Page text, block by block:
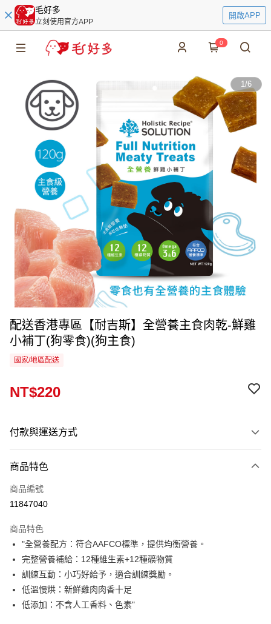
毛好多
立刻使用官方APP
開啟APP
0
1/6
配送香港專區【耐吉斯】全營養主食肉乾-鮮雞
小補丁(狗零食)(狗主食)
國家/地區配送
NT$220
付款與運送方式
信用卡一次付款
運送方式
香港專區
商品特色
商品編號
11847040
商品特色
"全營養配方：符合AAFCO標準，提供均衡營養。
完整營養補給：12種維生素+12種礦物質
訓練互動：小巧好給予，適合訓練獎勵。
低溫慢烘：新鮮雞肉肉香十足
低添加：不含人工香料、色素"